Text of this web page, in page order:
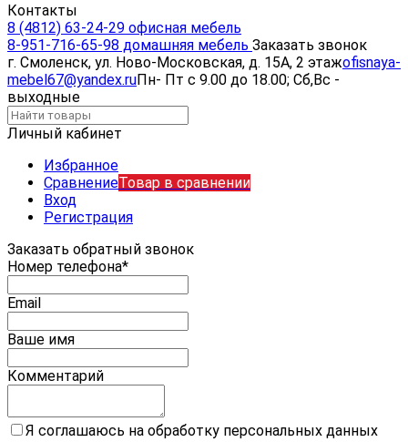
Контакты
8 (4812) 63-24-29 офисная мебель
8-951-716-65-98 домашняя мебель Заказать звонок
г. Смоленск, ул. Ново-Московская, д. 15А, 2 этажofisnaya-
mebel67@yandex.ruПн- Пт с 9.00 до 18.00; Сб,Вс -
выходные
Личный кабинет
Избранное
СравнениеТовар в сравнении
Вход
Регистрация
Заказать обратный звонок
Номер телефона*
Email
Ваше имя
Комментарий
Я соглашаюсь на обработку персональных данных